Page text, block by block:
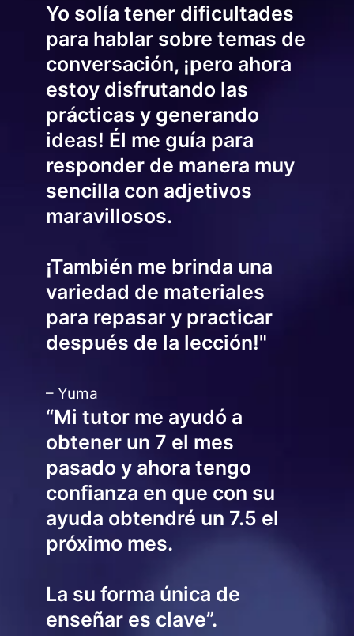
Yo solía tener dificultades
para hablar sobre temas de
conversación, ¡pero ahora
estoy disfrutando las
prácticas y generando
ideas! Él me guía para
responder de manera muy
sencilla con adjetivos
maravillosos.
¡También me brinda una
variedad de materiales
para repasar y practicar
después de la lección!"
– Yuma
“Mi tutor me ayudó a
obtener un 7 el mes
pasado y ahora tengo
confianza en que con su
ayuda obtendré un 7.5 el
próximo mes.
La su forma única de
enseñar es clave”.